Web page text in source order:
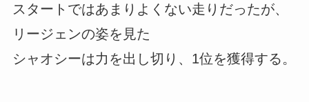
スタートではあまりよくない走りだったが、
リージェンの姿を見た
シャオシーは力を出し切り、1位を獲得する。